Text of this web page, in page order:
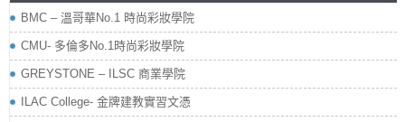
BMC – 溫哥華No.1 時尚彩妝學院
CMU- 多倫多No.1時尚彩妝學院
GREYSTONE – ILSC 商業學院
ILAC College- 金牌建教實習文憑